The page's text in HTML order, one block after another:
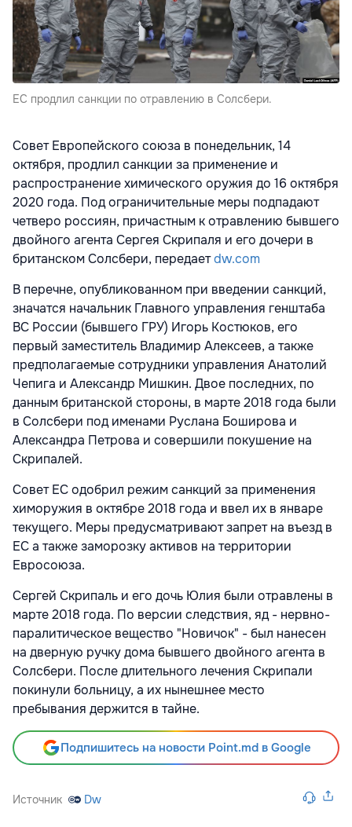
ЕС продлил санкции по отравлению в Солсбери.
Совет Европейского союза в понедельник, 14
октября, продлил санкции за применение и
распространение химического оружия до 16 октября
2020 года. Под ограничительные меры подпадают
четверо россиян, причастным к отравлению бывшего
двойного агента Сергея Скрипаля и его дочери в
британском Солсбери, передаетdw.com
В перечне, опубликованном при введении санкций,
значатся начальник Главного управления генштаба
ВС России (бывшего ГРУ) Игорь Костюков, его
первый заместитель Владимир Алексеев, а также
предполагаемые сотрудники управления Анатолий
Чепига и Александр Мишкин. Двое последних, по
данным британской стороны, в марте 2018 года были
в Солсбери под именами Руслана Боширова и
Александра Петрова и совершили покушение на
Скрипалей.
Совет ЕС одобрил режим санкций за применения
химоружия в октябре 2018 года и ввел их в январе
текущего. Меры предусматривают запрет на въезд в
ЕС а также заморозку активов на территории
Евросоюза.
Сергей Скрипаль и его дочь Юлия были отравлены в
марте 2018 года. По версии следствия, яд - нервно-
паралитическое вещество "Новичок" - был нанесен
на дверную ручку дома бывшего двойного агента в
Солсбери. После длительного лечения Скрипали
покинули больницу, а их нынешнее место
пребывания держится в тайне.
Подпишитесь на новости Point.md в Google
Источник Dw